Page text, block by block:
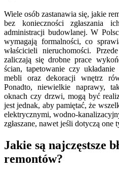
Wiele osób zastanawia się, jakie
bez konieczności zgłaszania
administracji budowlanej. W
wymagają formalności, co
właścicieli nieruchomości.
zaliczają się drobne prace
ścian, tapetowanie czy
mebli oraz dekoracji wnętrz
Ponadto, niewielkie naprawy,
oknach czy drzwi, mogą być
jest jednak, aby pamiętać, że
elektrycznymi, wodno-
zgłaszane, nawet jeśli dotyczą
Jakie są najczęstsze
remontów?